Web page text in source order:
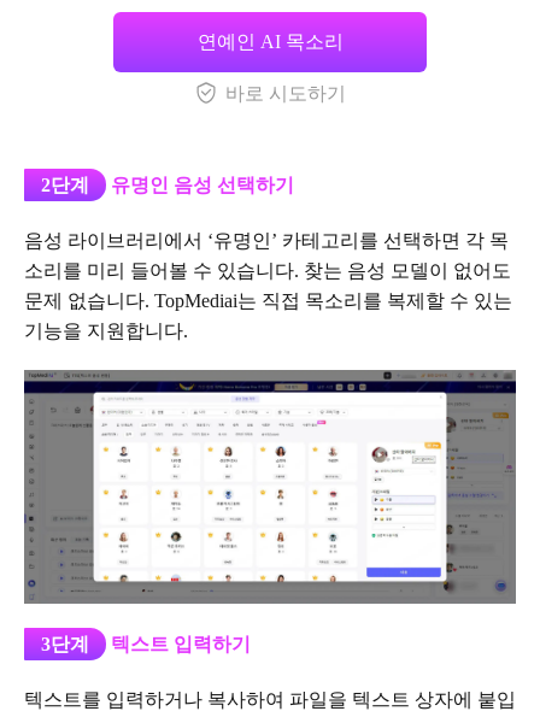
연예인 AI 목소리
바로 시도하기
2단계 유명인 음성 선택하기
음성 라이브러리에서 ‘유명인’ 카테고리를 선택하면 각 목
소리를 미리 들어볼 수 있습니다. 찾는 음성 모델이 없어도
문제 없습니다. TopMediai는 직접 목소리를 복제할 수 있는
기능을 지원합니다.
3단계 텍스트 입력하기
텍스트를 입력하거나 복사하여 파일을 텍스트 상자에 붙입